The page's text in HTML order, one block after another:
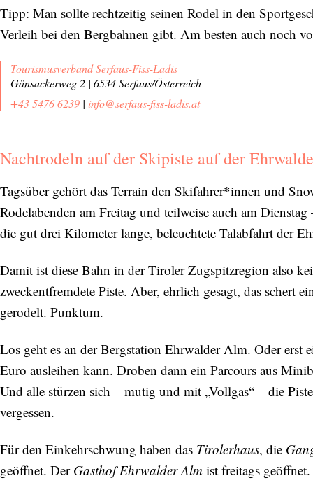
Tipp: Man sollte rechtzeitig seinen Rodel in den
Verleih bei den Bergbahnen gibt. Am besten auch noch
Tourismusverband Serfaus-Fiss-Ladis
Gänsackerweg 2 | 6534 Serfaus/Österreich
+43 5476 6239 | info@serfaus-fiss-ladis.at
Nachtrodeln auf der Skipiste auf der
Tagsüber gehört das Terrain den Skifahrer*innen und
Rodelabenden am Freitag und teilweise auch am
die gut drei Kilometer lange, beleuchtete Talabfahrt der
Damit ist diese Bahn in der Tiroler Zugspitzregion also
zweckentfremdete Piste. Aber, ehrlich gesagt, das schert
gerodelt. Punktum.
Los geht es an der Bergstation Ehrwalder Alm. Oder
Euro ausleihen kann. Droben dann ein Parcours aus
Und alle stürzen sich – mutig und mit „Vollgas“ – die
vergessen.
Für den Einkehrschwung haben das Tirolerhaus, die
geöffnet. Der Gasthof Ehrwalder Alm ist freitags geöffnet.
Abonnieren Sie unseren Newsletter
Orte, handverlesene Geheimtipps und
einzigartige Reisen.
Bitte schicken Sie mir bis zum Widerruf meiner
Einwilligung den Newsletter mit Informationen zu
neuen Beiträgen. DieDatenschutzerklärung habe ich
zur Kenntnis genommen und akzeptiere diese.